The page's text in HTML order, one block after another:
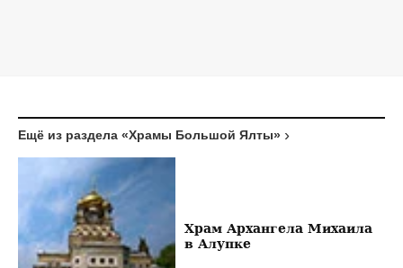
Ещё из раздела «Храмы Большой Ялты»
Храм Архангела Михаила
в Алупке